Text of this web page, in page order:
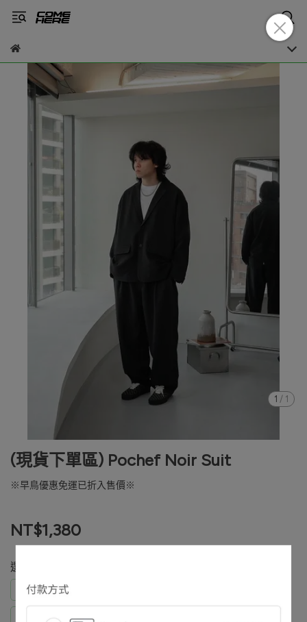
1 / 1
(現貨下單區) Pochef Noir Suit
※早鳥優惠免運已折入售價※
NT$1,380
選自己的名字下單
皇政黃 / 一套 外套 L+褲XL
王鈺潔 / 一套 外套 L+褲XL